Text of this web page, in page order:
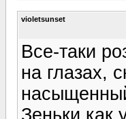
violetsunset
Все-таки
на глазах,
Зеньки как